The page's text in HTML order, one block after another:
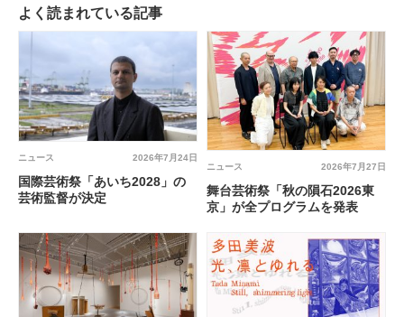
よく読まれている記事
2026年7月24日
ニュース
国際芸術祭「あいち2028」の
芸術監督が決定
2026年7月27日
ニュース
舞台芸術祭「秋の隕石2026東
京」が全プログラムを発表